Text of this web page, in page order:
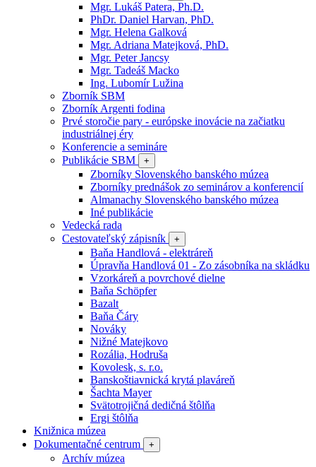
Mgr. Lukáš Patera, Ph.D.
PhDr. Daniel Harvan, PhD.
Mgr. Helena Galková
Mgr. Adriana Matejková, PhD.
Mgr. Peter Jancsy
Mgr. Tadeáš Macko
Ing. Lubomír Lužina
Zborník SBM
Zborník Argenti fodina
Prvé storočie pary - európske inovácie na začiatku
industriálnej éry
Konferencie a semináre
Publikácie SBM
+
Zborníky Slovenského banského múzea
Zborníky prednášok zo seminárov a konferencií
Almanachy Slovenského banského múzea
Iné publikácie
Vedecká rada
Cestovateľský zápisník
+
Baňa Handlová - elektráreň
Úpravňa Handlová 01 - Zo zásobníka na skládku
Vzorkáreň a povrchové dielne
Baňa Schöpfer
Bazalt
Baňa Čáry
Nováky
Nižné Matejkovo
Rozália, Hodruša
Kovolesk, s. r.o.
Banskoštiavnická krytá plaváreň
Šachta Mayer
Svätotrojičná dedičná štôlňa
Ergi štôlňa
Knižnica múzea
Dokumentačné centrum
+
Archív múzea